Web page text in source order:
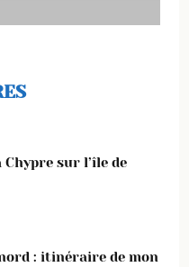
Chypre sur l’île de
: itinéraire de mon